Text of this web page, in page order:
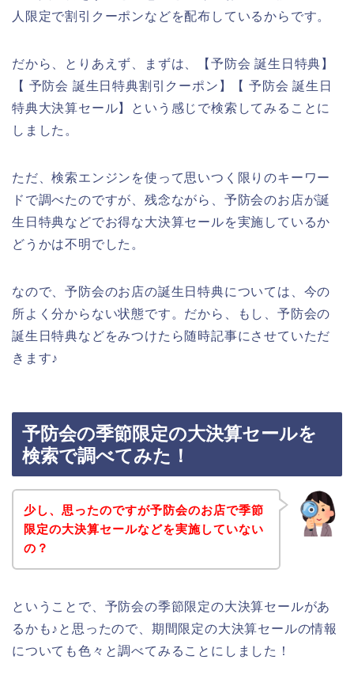
人限定で割引クーポンなどを配布しているからです。
だから、とりあえず、まずは、【予防会 誕生日特典】
【 予防会 誕生日特典割引クーポン】【 予防会 誕生日
特典大決算セール】という感じで検索してみることに
しました。
ただ、検索エンジンを使って思いつく限りのキーワー
ドで調べたのですが、残念ながら、予防会のお店が誕
生日特典などでお得な大決算セールを実施しているか
どうかは不明でした。
なので、予防会のお店の誕生日特典については、今の
所よく分からない状態です。だから、もし、予防会の
誕生日特典などをみつけたら随時記事にさせていただ
きます♪
予防会の季節限定の大決算セールを
検索で調べてみた！
少し、思ったのですが予防会のお店で季節
限定の大決算セールなどを実施していない
の？
ということで、予防会の季節限定の大決算セールがあ
るかも♪と思ったので、期間限定の大決算セールの情報
についても色々と調べてみることにしました！